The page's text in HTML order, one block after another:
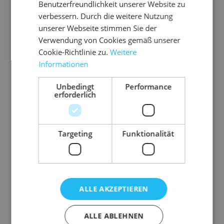
Qualität
2.3 BC-Welle
Wellpappe
2-wellig
Gurtmaß
1,91 m
Volumen
58,94 l
Gewicht
Zubehör-Artikel
Benutzerfreundlichkeit unserer Website zu
verbessern. Durch die weitere Nutzung
unserer Webseite stimmen Sie der
Verwendung von Cookies gemäß unserer
Cookie-Richtlinie zu.Weitere
Informationen
Unbedingt
erforderlich
Performance
Targeting Funktionalität
ALLE AKZEPTIEREN
ALLE ABLEHNEN